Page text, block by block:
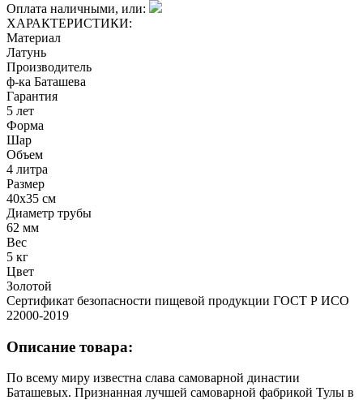
Оплата наличными, или:
ХАРАКТЕРИСТИКИ:
Материал
Латунь
Производитель
ф-ка Баташева
Гарантия
5 лет
Форма
Шар
Объем
4 литра
Размер
40x35 см
Диаметр трубы
62 мм
Вес
5 кг
Цвет
Золотой
Сертификат безопасности пищевой продукции ГОСТ Р ИСО
22000-2019
Описание товара:
По всему миру известна слава самоварной династии
Баташевых. Признанная лучшей самоварной фабрикой Тулы в